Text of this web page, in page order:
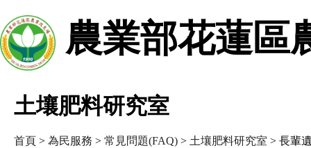
農業部花蓮區
土壤肥料研究室
首頁 > 為民服務 > 常見問題(FAQ) > 土壤肥料研究室 > 長輩